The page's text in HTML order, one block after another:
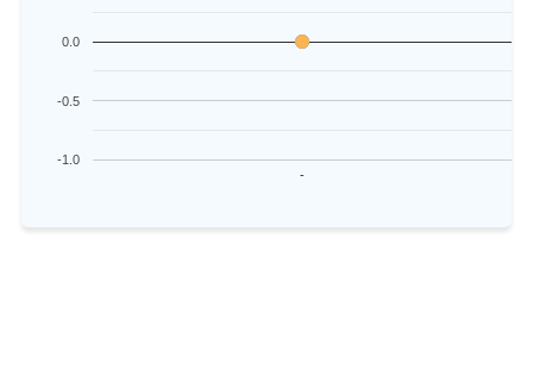
-
-1.0
-0.5
0.0